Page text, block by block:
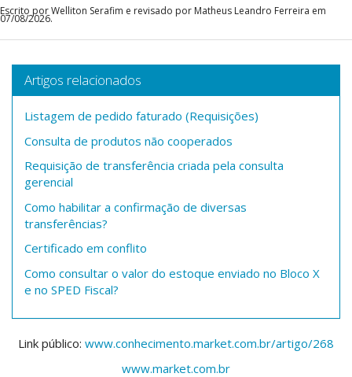
Escrito por Welliton Serafim e revisado por Matheus Leandro Ferreira em
07/08/2026.
Artigos relacionados
Listagem de pedido faturado (Requisições)
Consulta de produtos não cooperados
Requisição de transferência criada pela consulta
gerencial
Como habilitar a confirmação de diversas
transferências?
Certificado em conflito
Como consultar o valor do estoque enviado no Bloco X
e no SPED Fiscal?
Link público: www.conhecimento.market.com.br/artigo/268
www.market.com.br